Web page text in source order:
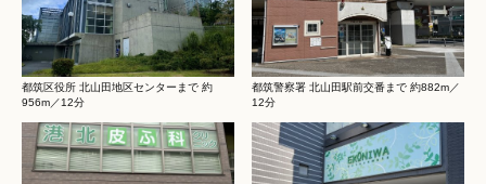
都筑区役所 北山田地区センターまで 約
956m／12分
都筑警察署 北山田駅前交番まで 約882m／
12分